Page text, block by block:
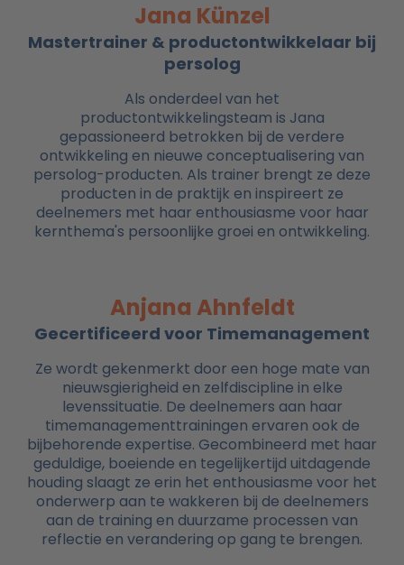
Jana Künzel
Mastertrainer & productontwikkelaar bij
persolog
Als onderdeel van het
productontwikkelingsteam is Jana
gepassioneerd betrokken bij de verdere
ontwikkeling en nieuwe conceptualisering van
persolog-producten. Als trainer brengt ze deze
producten in de praktijk en inspireert ze
deelnemers met haar enthousiasme voor haar
kernthema's persoonlijke groei en ontwikkeling.
Anjana Ahnfeldt
Gecertificeerd voor Timemanagement
Ze wordt gekenmerkt door een hoge mate van
nieuwsgierigheid en zelfdiscipline in elke
levenssituatie. De deelnemers aan haar
timemanagementtrainingen ervaren ook de
bijbehorende expertise. Gecombineerd met haar
geduldige, boeiende en tegelijkertijd uitdagende
houding slaagt ze erin het enthousiasme voor het
onderwerp aan te wakkeren bij de deelnemers
aan de training en duurzame processen van
reflectie en verandering op gang te brengen.